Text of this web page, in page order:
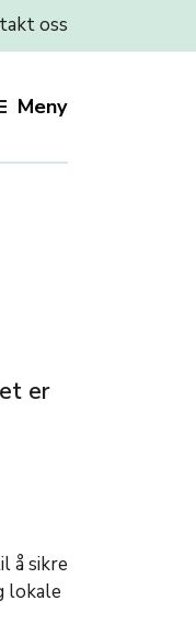
oss
Meny
er
å sikre
lokale